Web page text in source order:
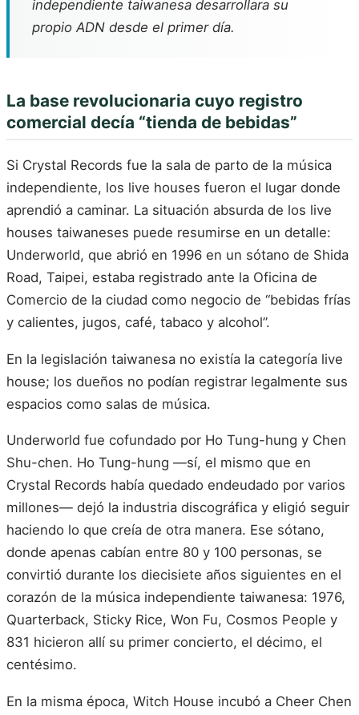
independiente taiwanesa desarrollara su
propio ADN desde el primer día.
La base revolucionaria cuyo registro
comercial decía “tienda de bebidas”
Si Crystal Records fue la sala de parto de la música
independiente, los live houses fueron el lugar donde
aprendió a caminar. La situación absurda de los live
houses taiwaneses puede resumirse en un detalle:
Underworld, que abrió en 1996 en un sótano de Shida
Road, Taipei, estaba registrado ante la Oficina de
Comercio de la ciudad como negocio de “bebidas frías
y calientes, jugos, café, tabaco y alcohol”.
En la legislación taiwanesa no existía la categoría live
house; los dueños no podían registrar legalmente sus
espacios como salas de música.
Underworld fue cofundado por Ho Tung-hung y Chen
Shu-chen. Ho Tung-hung —sí, el mismo que en
Crystal Records había quedado endeudado por varios
millones— dejó la industria discográfica y eligió seguir
haciendo lo que creía de otra manera. Ese sótano,
donde apenas cabían entre 80 y 100 personas, se
convirtió durante los diecisiete años siguientes en el
corazón de la música independiente taiwanesa: 1976,
Quarterback, Sticky Rice, Won Fu, Cosmos People y
831 hicieron allí su primer concierto, el décimo, el
centésimo.
En la misma época, Witch House incubó a Cheer Chen